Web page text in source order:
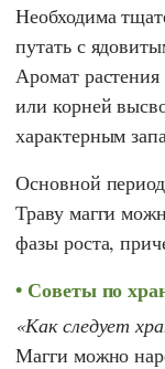
Необходима
путать с
Аромат
или корней
характерным
Основной
Траву магги
фазы роста,
Советы по
Как следует
Магги можно